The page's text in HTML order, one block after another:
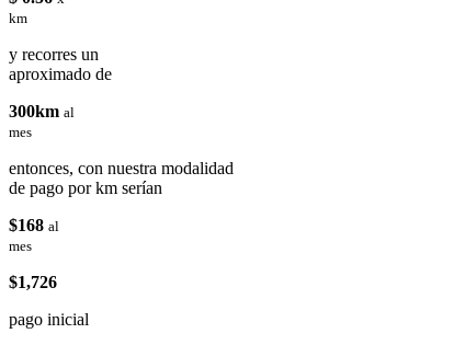
km
y recorres un
aproximado de
300km al
mes
entonces, con nuestra modalidad
de pago por km serían
$168 al
mes
$1,726
pago inicial